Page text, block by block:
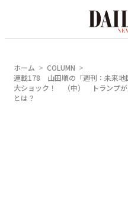
ホーム
COLUMN
連載178 山田順の「週刊：未来
大ショック！ （中） トランプが
とは？